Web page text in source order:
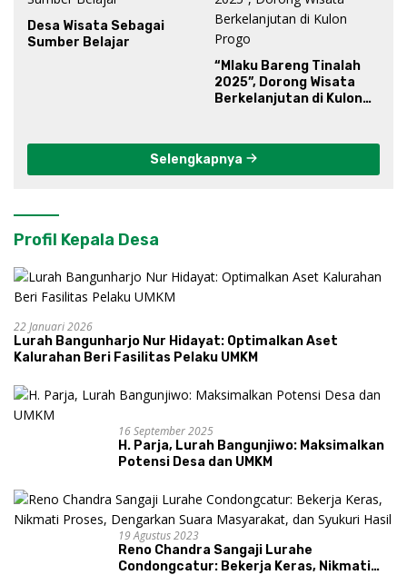
Desa Wisata Sebagai
Sumber Belajar
“Mlaku Bareng Tinalah
2025”, Dorong Wisata
Berkelanjutan di Kulon
Selengkapnya
Profil Kepala Desa
22 Januari 2026
Lurah Bangunharjo Nur Hidayat: Optimalkan Aset
Kalurahan Beri Fasilitas Pelaku UMKM
16 September 2025
H. Parja, Lurah Bangunjiwo: Maksimalkan
Potensi Desa dan UMKM
19 Agustus 2023
Reno Chandra Sangaji Lurahe
Condongcatur: Bekerja Keras, Nikmati